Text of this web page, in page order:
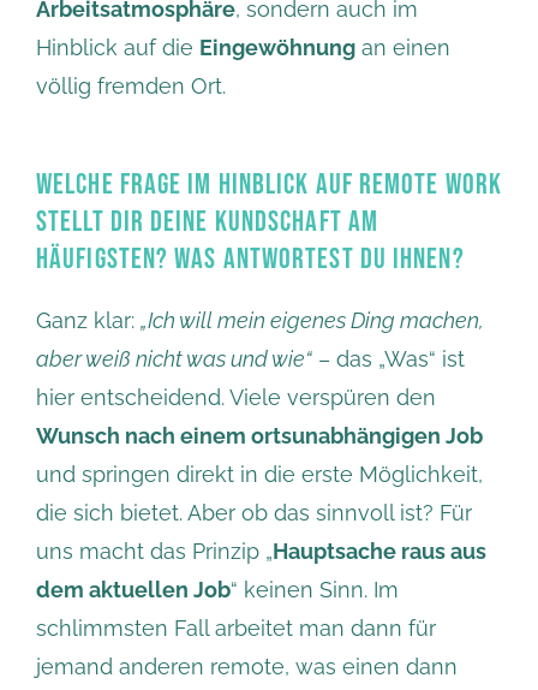
Arbeitsatmosphäre, sondern auch im
Hinblick auf die Eingewöhnung an einen
völlig fremden Ort.
WELCHE FRAGE IM HINBLICK AUF REMOTE WORK
STELLT DIR DEINE KUNDSCHAFT AM
HÄUFIGSTEN? WAS ANTWORTEST DU IHNEN?
Ganz klar: „Ich will mein eigenes Ding machen,
aber weiß nicht was und wie“ – das „Was“ ist
hier entscheidend. Viele verspüren den
Wunsch nach einem ortsunabhängigen Job
und springen direkt in die erste Möglichkeit,
die sich bietet. Aber ob das sinnvoll ist? Für
uns macht das Prinzip „Hauptsache raus aus
dem aktuellen Job“ keinen Sinn. Im
schlimmsten Fall arbeitet man dann für
jemand anderen remote, was einen dann